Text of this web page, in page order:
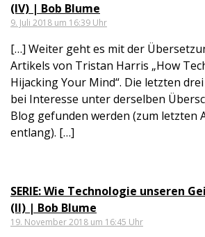
(IV) | Bob Blume
9. Juli 2018 um 16:39 Uhr
[…] Weiter geht es mit der
Artikels von Tristan Harris „How
Hijacking Your Mind“. Die letzten
bei Interesse unter derselben
Blog gefunden werden (zum letzten
entlang). […]
SERIE: Wie Technologie unseren
(II) | Bob Blume
19. November 2018 um 16:45 Uhr